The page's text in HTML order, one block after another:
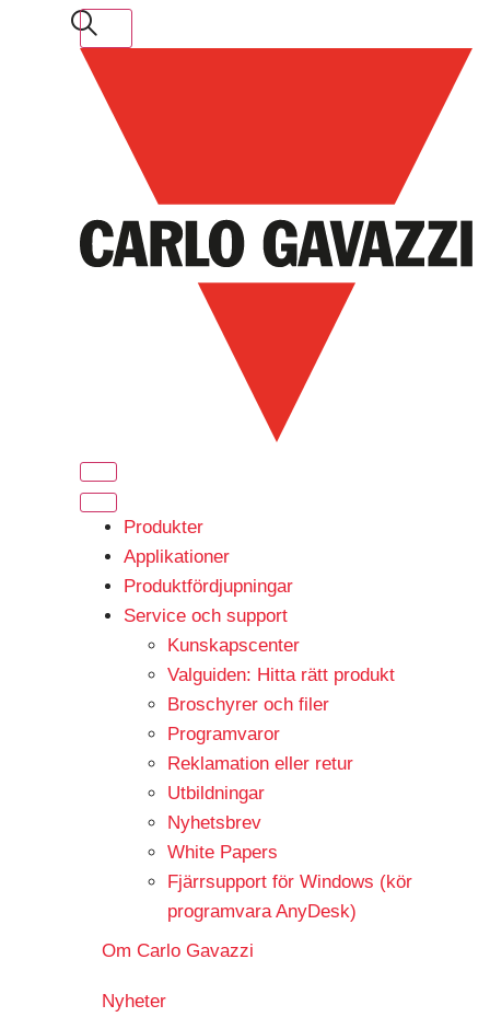
Produkter
Applikationer
Produktfördjupningar
Service och support
Kunskapscenter
Valguiden: Hitta rätt produkt
Broschyrer och filer
Programvaror
Reklamation eller retur
Utbildningar
Nyhetsbrev
White Papers
Fjärrsupport för Windows (kör
programvara AnyDesk)
Om Carlo Gavazzi
Nyheter